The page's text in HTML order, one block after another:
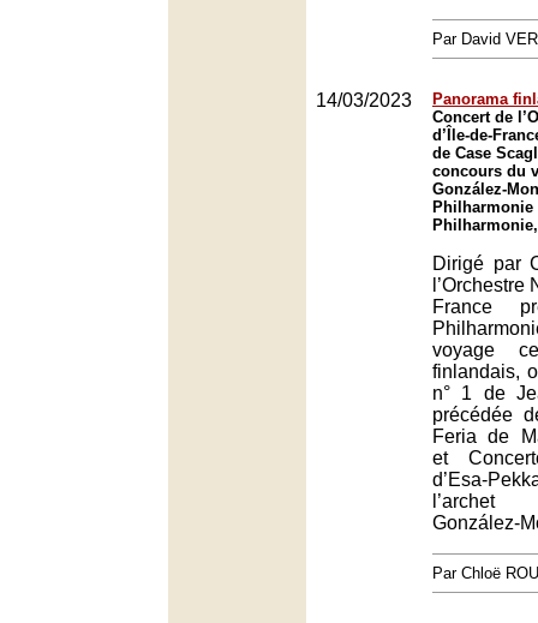
Par David
14/03/2023
Panorama
Concert de
d’Île-de-
de Case
concours du
González-
Philharmonie
Dirigé par
l’Orchestre
France
voyage
finlandais,
n° 1 de
précédée
Feria de
et
d’Esa-
González-
Par Chloë